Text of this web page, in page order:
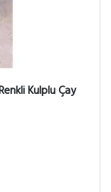
Kulplu Çay